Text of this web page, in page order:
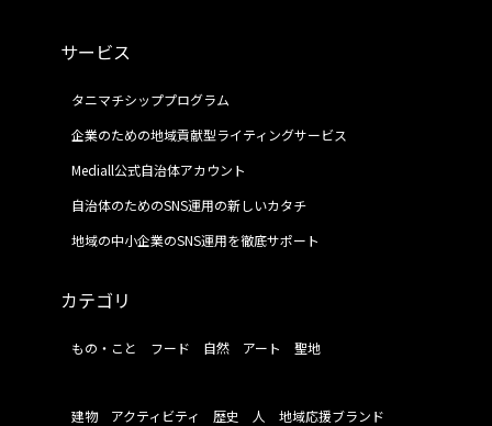
サービス
タニマチシッププログラム
企業のための地域貢献型ライティングサービス
Mediall公式自治体アカウント
自治体のためのSNS運用の新しいカタチ
地域の中小企業のSNS運用を徹底サポート
カテゴリ
もの・こと フード 自然 アート 聖地
建物 アクティビティ 歴史 人 地域応援ブランド